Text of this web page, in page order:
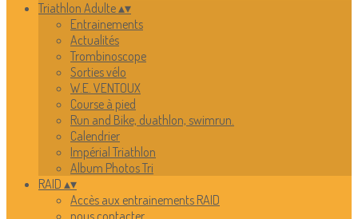
Triathlon Adulte▴▾
Entrainements
Actualités
Trombinoscope
Sorties vélo
W.E. VENTOUX
Course à pied
Run and Bike, duathlon, swimrun.
Calendrier
Impérial Triathlon
Album Photos Tri
RAID ▴▾
Accès aux entrainements RAID
nous contacter